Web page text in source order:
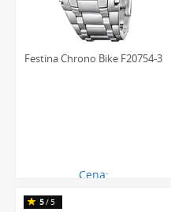
Festina Chrono Bike F20754-3
Cena:
5/5